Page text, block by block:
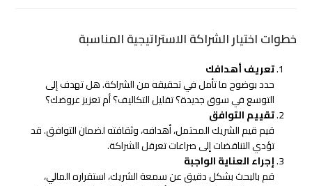
خطوات اختيار الشراكة الاستراتيجية المناسبة
تعريف أهدافك
حدد بوضوح ما تأمل في تحقيقه من الشراكة. هل تهدف إلى
التوسع في سوق جديدة؟ تقليل التكاليف؟ أم تعزيز عروضك؟
تقييم التوافق
قيم قيم الشريك المحتمل، أهدافه، وثقافته لضمان التوافق. قد
تؤدي التناقضات إلى صراعات تعرقل الشراكة.
إجراء العناية الواجبة
قم بالبحث بشكل دقيق عن سمعة الشريك، استقراره المالي،